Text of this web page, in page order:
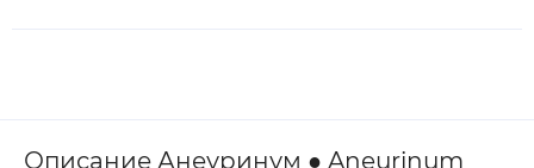
Описание Анеуринум ● Aneurinum